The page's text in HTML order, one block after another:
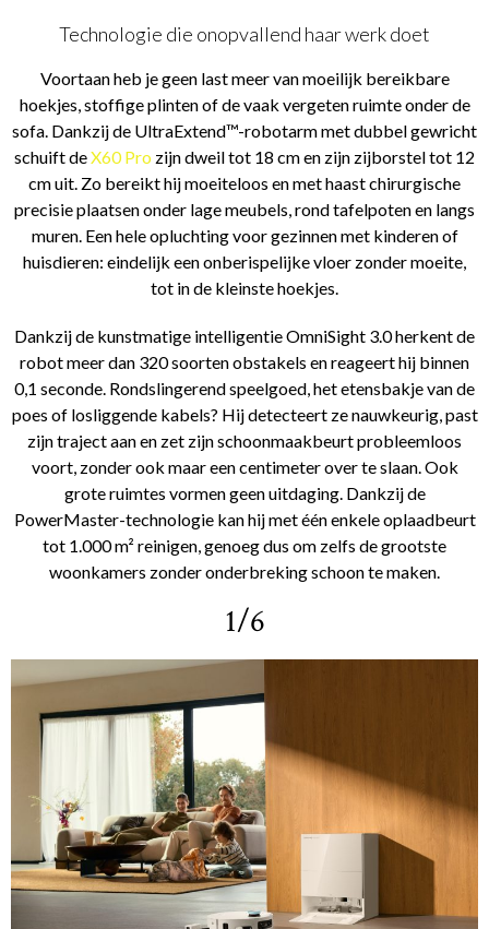
Technologie die onopvallend haar werk doet
Voortaan heb je geen last meer van moeilijk bereikbare
hoekjes, stoffige plinten of de vaak vergeten ruimte onder de
sofa. Dankzij de UltraExtend™-robotarm met dubbel gewricht
schuift deX60 Pro zijn dweil tot 18 cm en zijn zijborstel tot 12
cm uit. Zo bereikt hij moeiteloos en met haast chirurgische
precisie plaatsen onder lage meubels, rond tafelpoten en langs
muren. Een hele opluchting voor gezinnen met kinderen of
huisdieren: eindelijk een onberispelijke vloer zonder moeite,
tot in de kleinste hoekjes.
Dankzij de kunstmatige intelligentie OmniSight 3.0 herkent de
robot meer dan 320 soorten obstakels en reageert hij binnen
0,1 seconde. Rondslingerend speelgoed, het etensbakje van de
poes of losliggende kabels? Hij detecteert ze nauwkeurig, past
zijn traject aan en zet zijn schoonmaakbeurt probleemloos
voort, zonder ook maar een centimeter over te slaan. Ook
grote ruimtes vormen geen uitdaging. Dankzij de
PowerMaster-technologie kan hij met één enkele oplaadbeurt
tot 1.000 m² reinigen, genoeg dus om zelfs de grootste
woonkamers zonder onderbreking schoon te maken.
1/6